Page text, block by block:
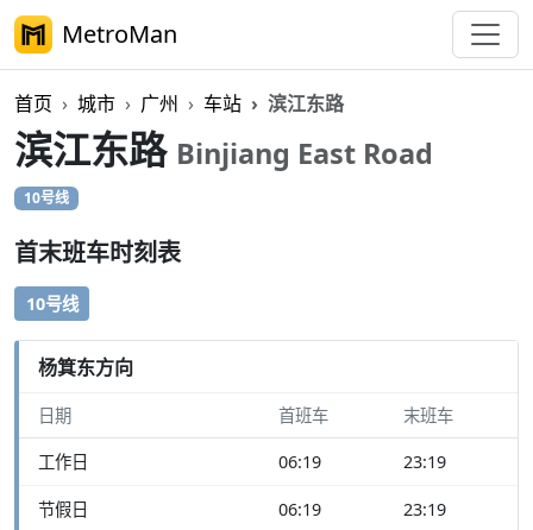
MetroMan
首页 城市 广州 车站 滨江东路
滨江东路 Binjiang East Road
10号线
首末班车时刻表
10号线
杨箕东方向
日期 首班车 末班车
工作日 06:19 23:19
节假日 06:19 23:19